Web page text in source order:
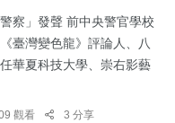
察」發聲 前中央警官學校
臺灣變色龍》評論人、八
華夏科技大學、崇右影藝
觀看 3 分享